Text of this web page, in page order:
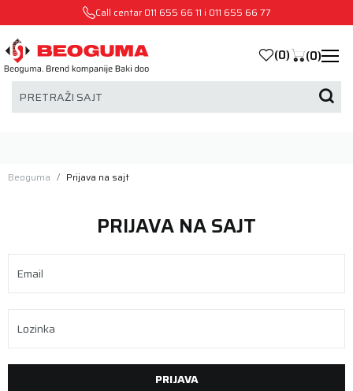
Call centar 011 655 66 11 i 011 655 66 77
PRETRAŽI SAJT
(0) (0)
Beoguma Prijava na sajt
PRIJAVA NA SAJT
Email
Lozinka
PRIJAVA